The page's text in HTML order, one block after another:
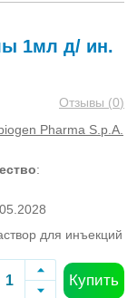
1мл д/ ин.
Отзывы (0)
Pharma S.p.A.
:
для инъекций
Купить